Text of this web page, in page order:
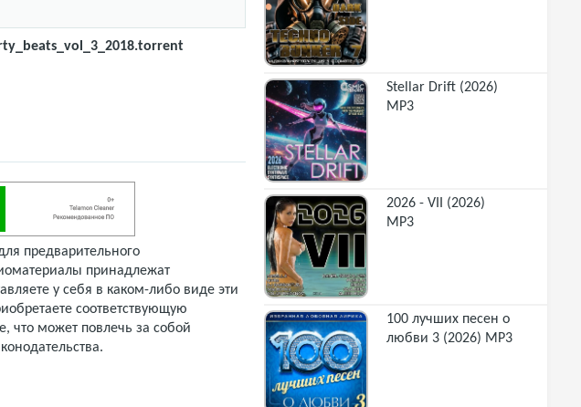
предварительного
принадлежат
у себя в каком-либо виде эти
соответствующую
что может повлечь за собой
Stellar Drift (2026)
MP3
2026 - VII (2026)
MP3
100 лучших песен о
любви 3 (2026) MP3